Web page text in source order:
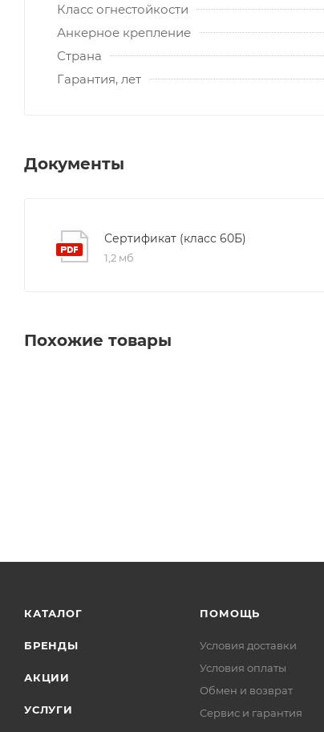
Класс огнестойкости
Анкерное крепление
Страна
Гарантия, лет
Документы
Сертификат (класс 60Б)
1,2 мб
Похожие товары
КАТАЛОГ
БРЕНДЫ
АКЦИИ
УСЛУГИ
ПОМОЩЬ
Условия доставки
Условия оплаты
Обмен и возврат
Сервис и гарантия